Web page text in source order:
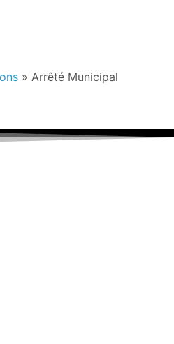
» Arrêté Municipal